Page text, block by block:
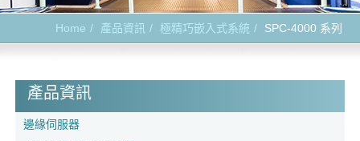
Home 產品資訊 極精巧嵌入式系統 SPC-4000 系列
產品資訊
邊緣伺服器